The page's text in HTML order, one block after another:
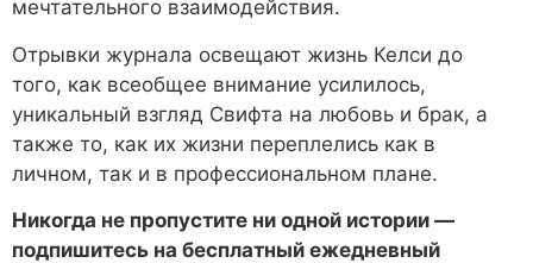
мечтательного взаимодействия.
Отрывки журнала освещают жизнь Келси до
того, как всеобщее внимание усилилось,
уникальный взгляд Свифта на любовь и брак, а
также то, как их жизни переплелись как в
личном, так и в профессиональном плане.
Никогда не пропустите ни одной истории —
подпишитесь на бесплатный ежедневный